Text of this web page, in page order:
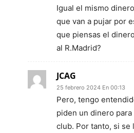
Igual el mismo
que van a pujar por
que piensas el
al R.Madrid?
JCAG
25 febrero 2024 En 00:13
Pero, tengo
piden un dinero
club. Por tanto, si se